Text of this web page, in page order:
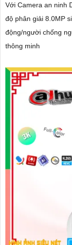
Với Camera an ninh
độ phân giải 8.0MP
động/người chống
thông minh